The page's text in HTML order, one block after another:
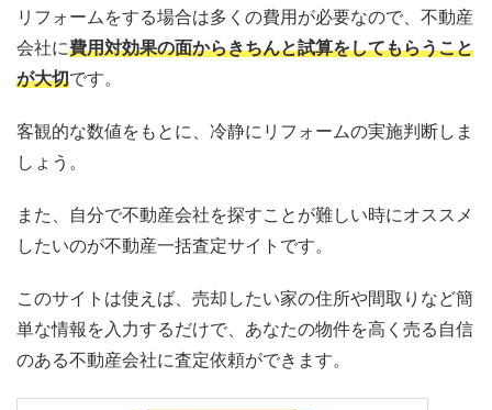
リフォームをする場合は多くの費用が必要なので、不動産
会社に費用対効果の面からきちんと試算をしてもらうこと
が大切です。
客観的な数値をもとに、冷静にリフォームの実施判断しま
しょう。
また、自分で不動産会社を探すことが難しい時にオススメ
したいのが不動産一括査定サイトです。
このサイトは使えば、売却したい家の住所や間取りなど簡
単な情報を入力するだけで、あなたの物件を高く売る自信
のある不動産会社に査定依頼ができます。